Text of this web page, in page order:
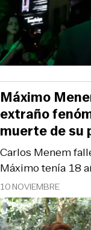
10 NOVIEMBRE
Carlos Menem
Máximo tenía 18
Máximo
extraño
muerte de su